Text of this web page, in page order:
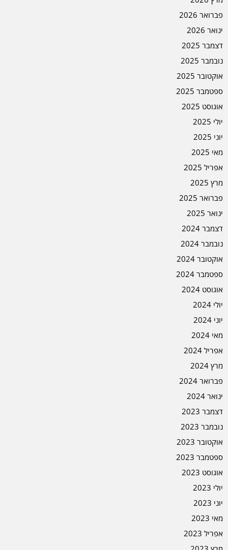
פברואר 2026
ינואר 2026
דצמבר 2025
נובמבר 2025
אוקטובר 2025
ספטמבר 2025
אוגוסט 2025
יולי 2025
יוני 2025
מאי 2025
אפריל 2025
מרץ 2025
פברואר 2025
ינואר 2025
דצמבר 2024
נובמבר 2024
אוקטובר 2024
ספטמבר 2024
אוגוסט 2024
יולי 2024
יוני 2024
מאי 2024
אפריל 2024
מרץ 2024
פברואר 2024
ינואר 2024
דצמבר 2023
נובמבר 2023
אוקטובר 2023
ספטמבר 2023
אוגוסט 2023
יולי 2023
יוני 2023
מאי 2023
אפריל 2023